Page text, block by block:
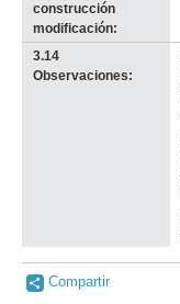
construcción
modificación:
3.14
Observaciones:
Compartir